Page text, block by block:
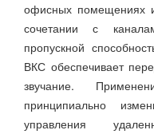
офисных помещениях
сочетании с
пропускной
ВКС обеспечивает
звучание.
принципиально
управления